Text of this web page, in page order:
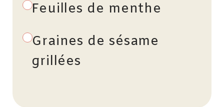
Feuilles de menthe
Graines de sésame
grillées